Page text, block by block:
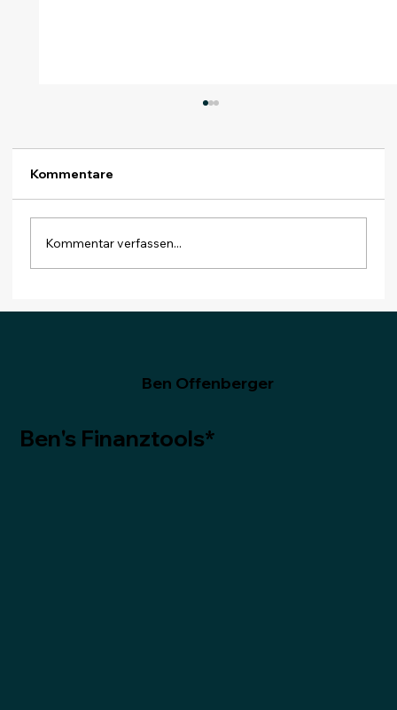
Monatsabschluss Dezember 2025:
Kommentare
Kommentar verfassen...
Ben Offenberger
Ben's Finanztools*